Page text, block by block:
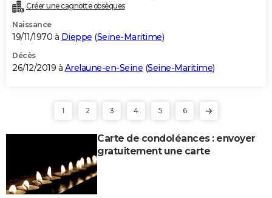
Créer une cagnotte obsèques
Naissance
19/11/1970 à Dieppe (Seine-Maritime)
Décès
26/12/2019 à Arelaune-en-Seine (Seine-Maritime)
1 2 3 4 5 6
Carte de condoléances : envoyer
gratuitement une carte